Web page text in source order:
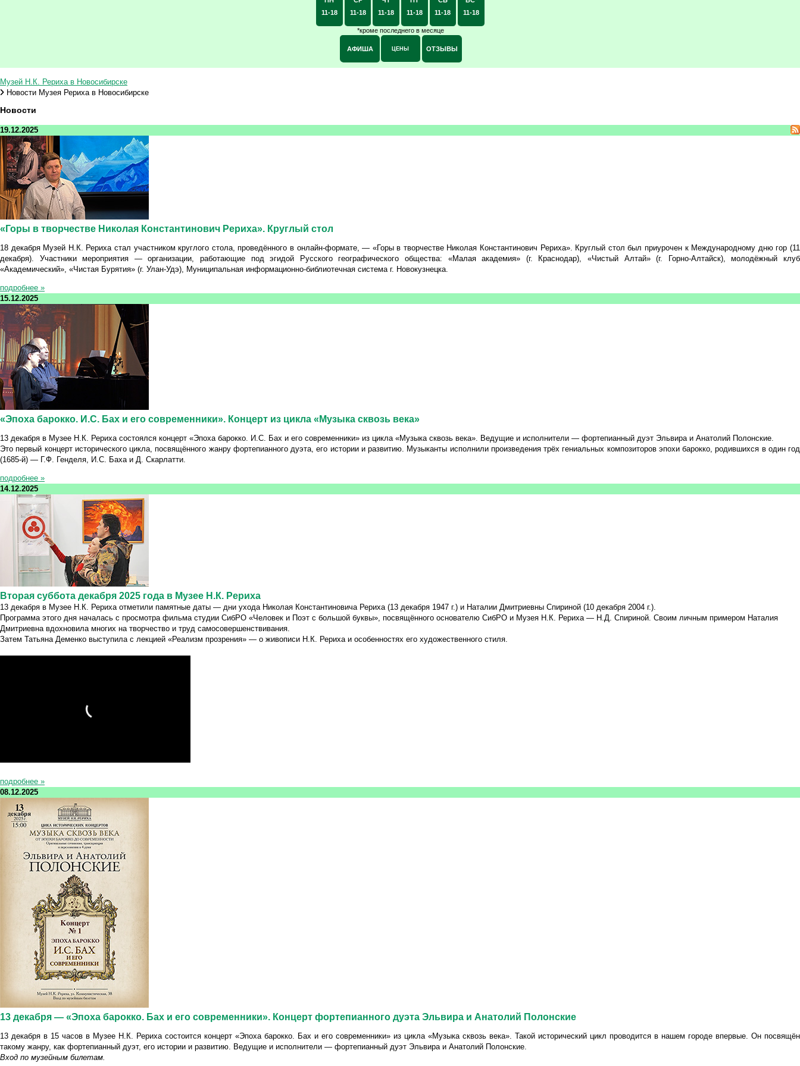
11-18
11-18
11-18
11-18
11-18
11-18
*кроме последнего в месяце
АФИША ЦЕНЫ ОТЗЫВЫ
Музей Н.К. Рериха в Новосибирске
Новости Музея Рериха в Новосибирске
Новости
19.12.2025
«Горы в творчестве Николая Константинович Рериха». Круглый стол
18 декабря Музей Н.К. Рериха стал участником круглого стола, проведённого в онлайн-формате, — «Горы в творчестве Николая Константинович Рериха». Круглый стол был приурочен к Международному дню гор (11
декабря). Участники мероприятия — организации, работающие под эгидой Русского географического общества: «Малая академия» (г. Краснодар), «Чистый Алтай» (г. Горно-Алтайск), молодёжный клуб
«Академический», «Чистая Бурятия» (г. Улан-Удэ), Муниципальная информационно-библиотечная система г. Новокузнецка.
подробнее »
15.12.2025
«Эпоха барокко. И.С. Бах и его современники». Концерт из цикла «Музыка сквозь века»
13 декабря в Музее Н.К. Рериха состоялся концерт «Эпоха барокко. И.С. Бах и его современники» из цикла «Музыка сквозь века». Ведущие и исполнители — фортепианный дуэт Эльвира и Анатолий Полонские.
Это первый концерт исторического цикла, посвящённого жанру фортепианного дуэта, его истории и развитию. Музыканты исполнили произведения трёх гениальных композиторов эпохи барокко, родившихся в один год
(1685-й) — Г.Ф. Генделя, И.С. Баха и Д. Скарлатти.
подробнее »
14.12.2025
Вторая суббота декабря 2025 года в Музее Н.К. Рериха
13 декабря в Музее Н.К. Рериха отметили памятные даты — дни ухода Николая Константиновича Рериха (13 декабря 1947 г.) и Наталии Дмитриевны Спириной (10 декабря 2004 г.).
Программа этого дня началась с просмотра фильма студии СибРО «Человек и Поэт с большой буквы», посвящённого основателю СибРО и Музея Н.К. Рериха — Н.Д. Спириной. Своим личным примером Наталия
Дмитриевна вдохновила многих на творчество и труд самосовершенствивания.
Затем Татьяна Деменко выступила с лекцией «Реализм прозрения» — о живописи Н.К. Рериха и особенностях его художественного стиля.
подробнее »
08.12.2025
13 декабря — «Эпоха барокко. Бах и его современники». Концерт фортепианного дуэта Эльвира и Анатолий Полонские
13 декабря в 15 часов в Музее Н.К. Рериха состоится концерт «Эпоха барокко. Бах и его современники» из цикла «Музыка сквозь века». Такой исторический цикл проводится в нашем городе впервые. Он посвящён
такому жанру, как фортепианный дуэт, его истории и развитию. Ведущие и исполнители — фортепианный дуэт Эльвира и Анатолий Полонские.
Вход по музейным билетам.